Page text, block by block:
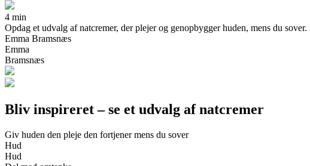
4 min
Opdag et udvalg af natcremer, der plejer og genopbygger huden, mens du
Emma Bramsnæs
Emma
Bramsnæs
Bliv inspireret – se et udvalg af natcremer
Giv huden den pleje den fortjener mens du sover
Hud
Hud